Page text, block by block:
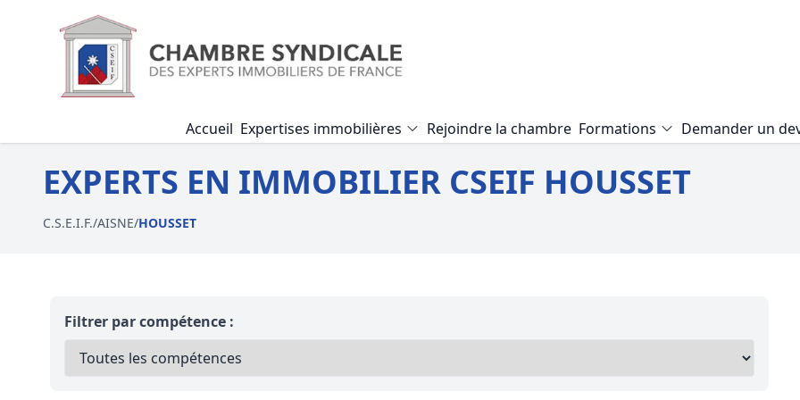
Accueil Expertises immobilières Rejoindre la chambre Formations
Formation Audit Accessibilité
Formation Expertise terrain
Formation Expertise d’un viager
Demander un
EXPERTS EN IMMOBILIER CSEIF HOUSSET
C.S.E.I.F./AISNE/HOUSSET
Filtrer par compétence :